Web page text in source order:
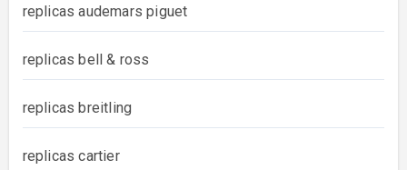
replicas audemars piguet
replicas bell & ross
replicas breitling
replicas cartier